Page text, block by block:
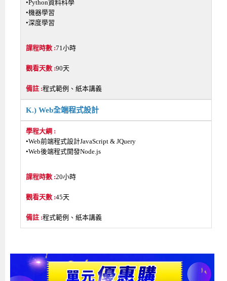
•Python資料科學
•機器學習
•深度學習
71小時
90天
程式範例、紙本講義
K.) Web全端程式設計
•Web前端程式設計JavaScript & JQuery
•Web後端程式開發Node.js
20小時
45天
程式範例、紙本講義